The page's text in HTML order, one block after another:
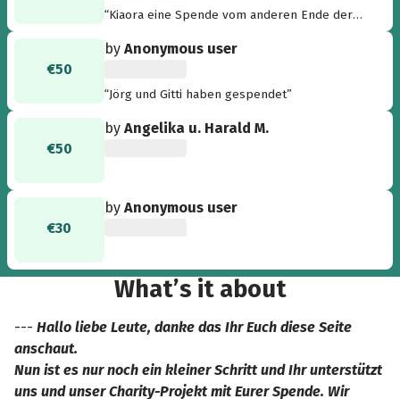
“Kiaora eine Spende vom anderen Ende der
€50
byAnonymous user
“Jörg und Gitti haben gespendet”
€50
byAngelika u. Harald M.
€30
byAnonymous user
What’s it about
---Hallo liebe Leute, danke das Ihr Euch diese Seite
anschaut.
Nun ist es nur noch ein kleiner Schritt und Ihr unterstützt
uns und unser Charity-Projekt mit Eurer Spende. Wir